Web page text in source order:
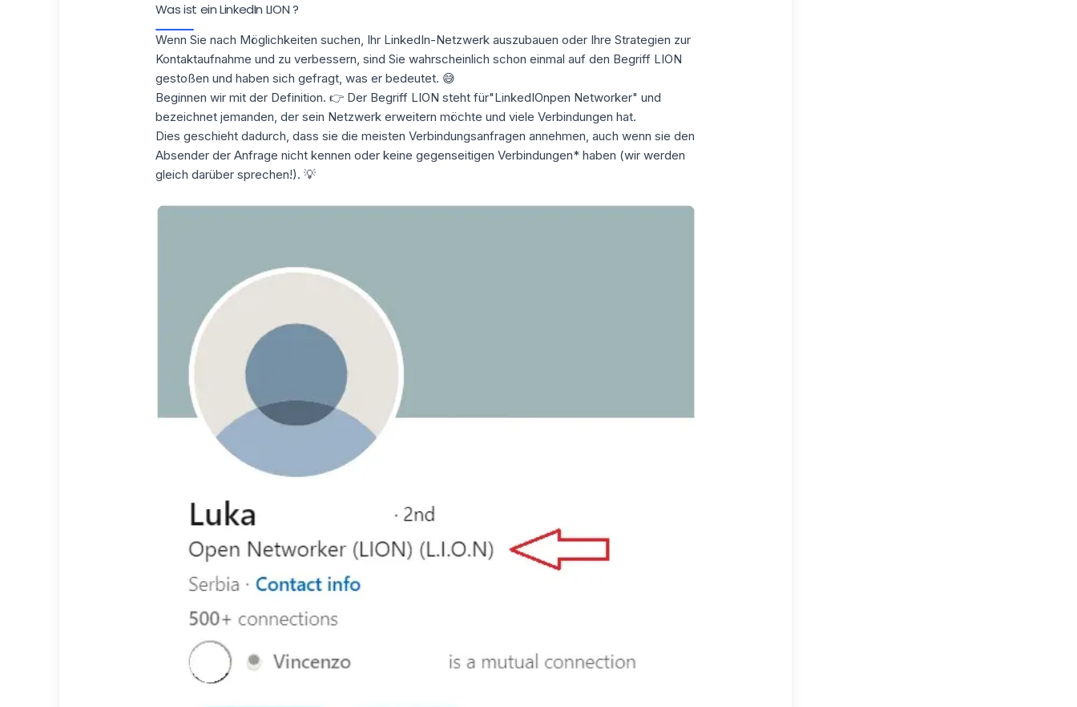
Was ist ein LinkedIn LION ?
Wenn Sie nach Möglichkeiten suchen, Ihr LinkedIn-Netzwerk auszubauen oder Ihre Strategien zur
Kontaktaufnahme und zu verbessern, sind Sie wahrscheinlich schon einmal auf den Begriff LION
gestoßen und haben sich gefragt, was er bedeutet. 😅
Beginnen wir mit der Definition. 👉 Der Begriff LION steht für"LinkedIOnpen Networker" und
bezeichnet jemanden, der sein Netzwerk erweitern möchte und viele Verbindungen hat.
Dies geschieht dadurch, dass sie die meisten Verbindungsanfragen annehmen, auch wenn sie den
Absender der Anfrage nicht kennen oder keine gegenseitigen Verbindungen*haben (wir werden
gleich darüber sprechen!). 💡